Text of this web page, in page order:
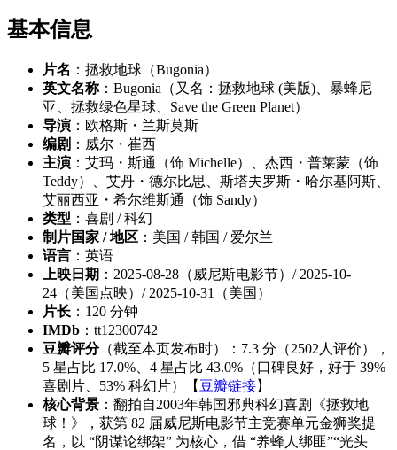
基本信息
片名 ：拯救地球（Bugonia）
英文名称：Bugonia（又名：拯救地球 (美版)、暴蜂尼
亚、拯救绿色星球、Save the Green Planet‎）
导演 ：欧格斯・兰斯莫斯
编剧 ：威尔・崔西
主演 ：艾玛・斯通（饰 Michelle）、杰西・普莱蒙（饰
Teddy）、艾丹・德尔比思、斯塔夫罗斯・哈尔基阿斯、
艾丽西亚・希尔维斯通（饰 Sandy）
类型 ：喜剧 / 科幻
制片国家 / 地区 ：美国 / 韩国 / 爱尔兰
语言 ：英语
上映日期 ：2025-08-28（威尼斯电影节）/ 2025-10-
24（美国点映）/ 2025-10-31（美国）
片长 ：120 分钟
IMDb ：tt12300742
豆瓣评分（截至本页发布时）：7.3 分（2502人评价），
5 星占比 17.0%、4 星占比 43.0%（口碑良好，好于 39%
喜剧片、53% 科幻片）【 豆瓣链接】
核心背景 ：翻拍自2003年韩国邪典科幻喜剧《拯救地
球！》，获第 82 届威尼斯电影节主竞赛单元金狮奖提
名，以 “阴谋论绑架” 为核心，借 “养蜂人绑匪”“光头